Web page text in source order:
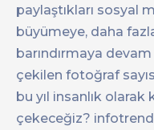
paylaştıkları sosyal
büyümeye, daha
barındırmaya
çekilen fotoğraf
bu yıl insanlık
çekeceğiz?